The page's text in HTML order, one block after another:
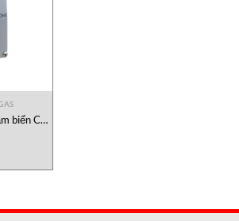
biến CO